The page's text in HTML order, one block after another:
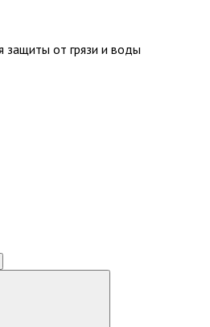
от грязи и воды